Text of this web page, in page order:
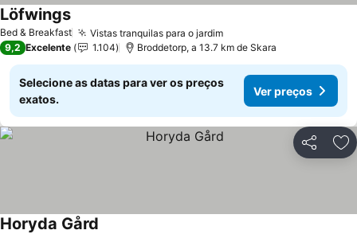
Bed & Breakfast Vistas tranquilas para o jardimVer preços
LöfwingsVer preços
9,2 Excelente 1.104 Broddetorp, a 13.7 km de Skara
Selecione as datas para ver os preços
exatos.
Ver preços
Partilhar
Horyda Gård